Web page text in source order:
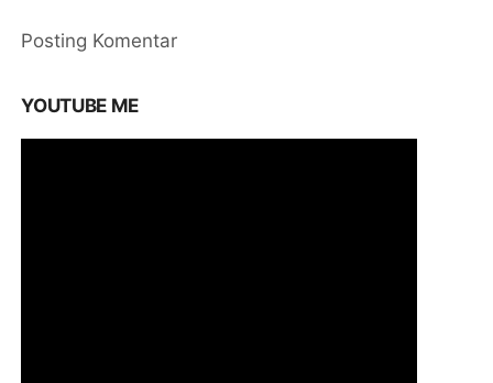
Posting Komentar
YOUTUBE ME